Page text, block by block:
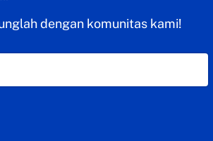
dengan komunitas kami!